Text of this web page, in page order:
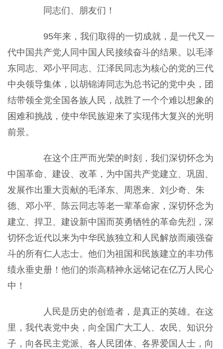
同志们、朋友们！
95年来，我们取得的一切成就，是一代又一
代中国共产党人同中国人民接续奋斗的结果。以毛泽
东同志、邓小平同志、江泽民同志为核心的党的三代
中央领导集体，以胡锦涛同志为总书记的党中央，团
结带领全党全国各族人民，战胜了一个个难以想象的
困难和挑战，使中华民族迎来了实现伟大复兴的光明
前景。
在这个庄严而光荣的时刻，我们深切怀念为
中国革命、建设、改革，为中国共产党建立、巩固、
发展作出重大贡献的毛泽东、周恩来、刘少奇、朱
德、邓小平、陈云同志等老一辈革命家，深切怀念为
建立、捍卫、建设新中国而英勇牺牲的革命先烈，深
切怀念近代以来为中华民族独立和人民解放而顽强奋
斗的所有仁人志士。他们为祖国和民族建立的丰功伟
绩永垂史册！他们的崇高精神永远铭记在亿万人民心
中！
人民是历史的创造者，是真正的英雄。在这
里，我代表党中央，向全国广大工人、农民、知识分
子，向各民主党派、各人民团体、各界爱国人士，向